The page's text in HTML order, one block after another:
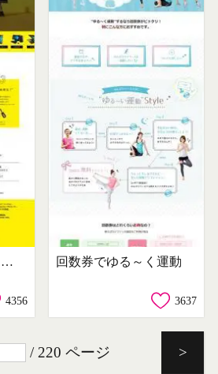
BTOパソコンのマウスコンピューター
4356
回数券でゆる～く運動
3637
/ 220 ページ >